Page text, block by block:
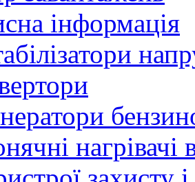
інформація
нагрівачі